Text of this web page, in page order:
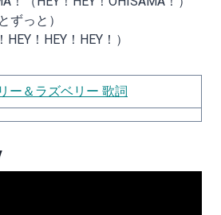
ずっと）
！HEY！HEY！）
ー＆ラズベリー 歌詞